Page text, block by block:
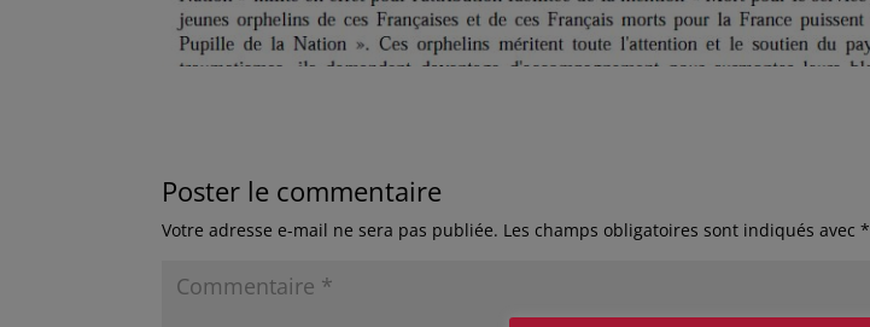
Poster le commentaire
Votre adresse e-mail ne sera pas publiée. Les champs obligatoires sont indiqués avec*